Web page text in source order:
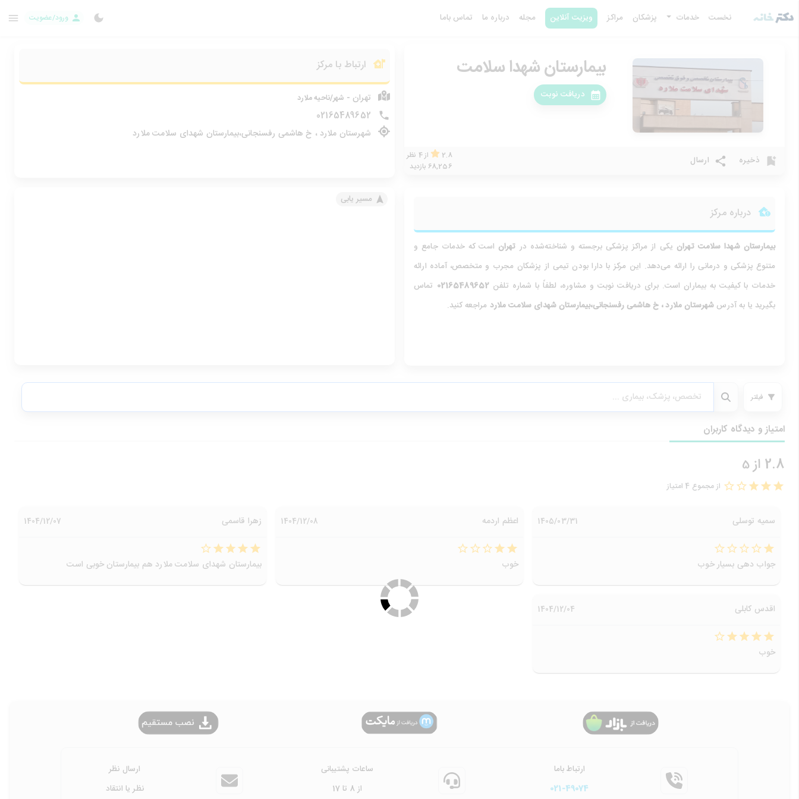
نخست خدمات پزشکان مراکز ویزیت آنلاین مجله درباره ما تماس باما ورود/عضویت
بیمارستان شهدا سلامت
دریافت نوبت
ذخیره ارسال 2.8 از4 نظر
68,256 بازدید
ارتباط با مرکز
تهران - شهر/ناحیه ملارد
02165489652
شهرستان ملارد ، خ هاشمی رفسنجانی،بیمارستان شهدای سلامت ملارد
درباره مرکز
بیمارستان شهدا سلامت تهران یکی از مراکز پزشکی برجسته و شناخته‌شده در تهران است که خدمات جامع و
متنوع پزشکی و درمانی را ارائه می‌دهد. این مرکز با دارا بودن تیمی از پزشکان مجرب و متخصص، آماده ارائه
خدمات با کیفیت به بیماران است. برای دریافت نوبت و مشاوره، لطفاً با شماره تلفن 02165489652 تماس
بگیرید یا به آدرس شهرستان ملارد ، خ هاشمی رفسنجانی،بیمارستان شهدای سلامت ملارد مراجعه کنید.
مسیر یابی
فیلتر
امتیاز و دیدگاه کاربران
2.8 از 5
از مجموع 4 امتیاز
سمیه توسلی 1405/03/31
جواب دهی بسیار خوب
اعظم اردمه 1404/12/08
خوب
زهرا قاسمی 1404/12/07
بیمارستان شهدای سلامت ملارد هم بیمارستان خوبی است
اقدس کابلی 1404/12/04
خوب
ارتباط باما
021-49074
ساعات پشتیبانی
از 8 تا 17
ارسال نظر
نظر یا انتقاد